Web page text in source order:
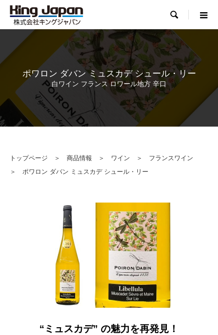

ポワロン ダバン ミュスカデ シュール・リー
白ワイン フランス ロワール地方 辛口
トップページ ＞ 商品情報 ＞ ワイン ＞ フランスワイン
＞ ポワロン ダバン ミュスカデ シュール・リー
“ミュスカデ” の魅力を再発見！